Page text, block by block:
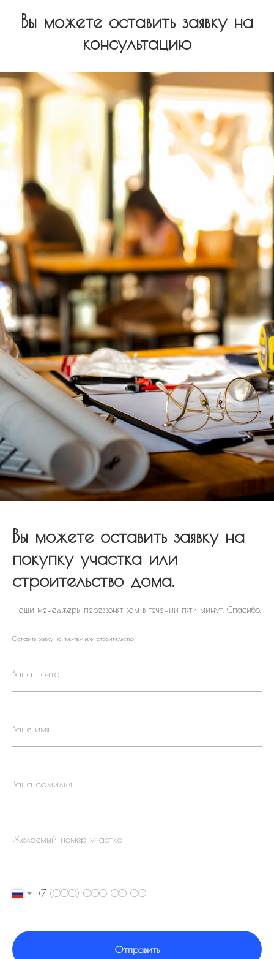
Вы можете оставить заявку на
консультацию
Вы можете оставить заявку на
покупку участка или
строительство дома.
Наши менеджеры перезвонят вам в течении пяти минут. Спасибо.
Оставить заявку на покупку или строительство
+7
Отправить